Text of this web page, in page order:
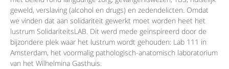
geweld, verslaving (alcohol en drugs) en zedendelicten. Omdat
we vinden dat aan solidariteit gewerkt moet worden heet het
lustrum SolidariteitsLAB. Dit werd mede geïnspireerd door de
bijzondere plek waar het lustrum wordt gehouden: Lab 111 in
Amsterdam, het voormalig pathologisch-anatomisch laboratorium
van het Wilhelmina Gasthuis.